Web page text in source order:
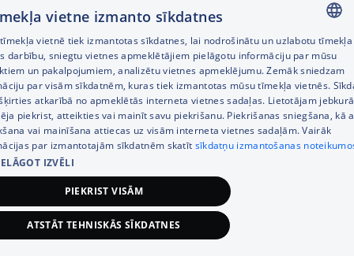
Ekrāna izmērs
85"
Izstrādājuma veids
NeoQLED
Izšķirtspēja
8K (7,680 x 4,320)
Refresh Rate
100Hz(Up to 4K
Izstrādājuma veids
LATVIAN
RUSSIAN
ENGLISH
vietne izmanto sīkdatnes
vietnē tiek izmantotas sīkdatnes, lai nodrošinātu un uzlabotu tīmekļa
darbību, sniegtu vietnes apmeklētājiem pielāgotu informāciju par mūsu
un pakalpojumiem, analizētu vietnes apmeklējumu. Zemāk sniedzam
par visām sīkdatnēm, kuras tiek izmantotas mūsu tīmekļa vietnēs.
atkarībā no apmeklētās interneta vietnes sadaļas. Lietotājam
piekrist, atteikties vai mainīt savu piekrišanu. Piekrišanas sniegšana, kā
vai mainīšana attiecas uz visām interneta vietnes sadaļām. Vairāk
par izmantotajām sīkdatnēm skatīt sīkdatņu izmantošanas
IZVĒLI
PIEKRIST VISĀM
ATSTĀT TEHNISKĀS SĪKDATNES